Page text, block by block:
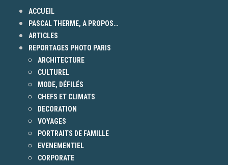
ACCUEIL
PASCAL THERME, A PROPOS…
ARTICLES
REPORTAGES PHOTO PARIS
ARCHITECTURE
CULTUREL
MODE, DÉFILÉS
CHEFS ET CLIMATS
DECORATION
VOYAGES
PORTRAITS DE FAMILLE
EVENEMENTIEL
CORPORATE